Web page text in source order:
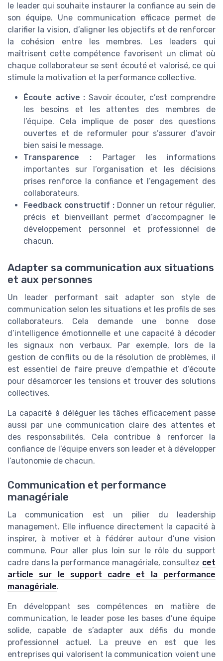
le leader qui souhaite instaurer la confiance au sein de
son équipe. Une communication efficace permet de
clarifier la vision, d’aligner les objectifs et de renforcer
la cohésion entre les membres. Les leaders qui
maîtrisent cette compétence favorisent un climat où
chaque collaborateur se sent écouté et valorisé, ce qui
stimule la motivation et la performance collective.
Écoute active : Savoir écouter, c’est comprendre
les besoins et les attentes des membres de
l’équipe. Cela implique de poser des questions
ouvertes et de reformuler pour s’assurer d’avoir
bien saisi le message.
Transparence : Partager les informations
importantes sur l’organisation et les décisions
prises renforce la confiance et l’engagement des
collaborateurs.
Feedback constructif : Donner un retour régulier,
précis et bienveillant permet d’accompagner le
développement personnel et professionnel de
chacun.
Adapter sa communication aux situations
et aux personnes
Un leader performant sait adapter son style de
communication selon les situations et les profils de ses
collaborateurs. Cela demande une bonne dose
d’intelligence émotionnelle et une capacité à décoder
les signaux non verbaux. Par exemple, lors de la
gestion de conflits ou de la résolution de problèmes, il
est essentiel de faire preuve d’empathie et d’écoute
pour désamorcer les tensions et trouver des solutions
collectives.
La capacité à déléguer les tâches efficacement passe
aussi par une communication claire des attentes et
des responsabilités. Cela contribue à renforcer la
confiance de l’équipe envers son leader et à développer
l’autonomie de chacun.
Communication et performance
managériale
La communication est un pilier du leadership
management. Elle influence directement la capacité à
inspirer, à motiver et à fédérer autour d’une vision
commune. Pour aller plus loin sur le rôle du support
cadre dans la performance managériale, consultez cet
article sur le support cadre et la performance
managériale.
En développant ses compétences en matière de
communication, le leader pose les bases d’une équipe
solide, capable de s’adapter aux défis du monde
professionnel actuel. La preuve en est que les
entreprises qui valorisent la communication voient une